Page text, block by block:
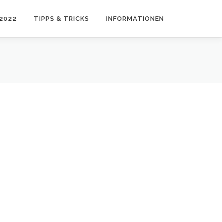
TIPPS & TRICKS INFORMATIONEN